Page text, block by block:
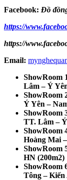
Facebook: Đồ
https://
https://
Email:
ShowRoom
Lâm – Ý
ShowRoom
Ý Yên –
ShowRoom
TT. Lâm –
ShowRoom
Hoàng Mai
ShowRoom
HN (200m2)
ShowRoom
Tông – Kiến